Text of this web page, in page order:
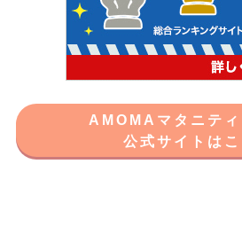
AMOMAマタニティ
公式サイトはこ